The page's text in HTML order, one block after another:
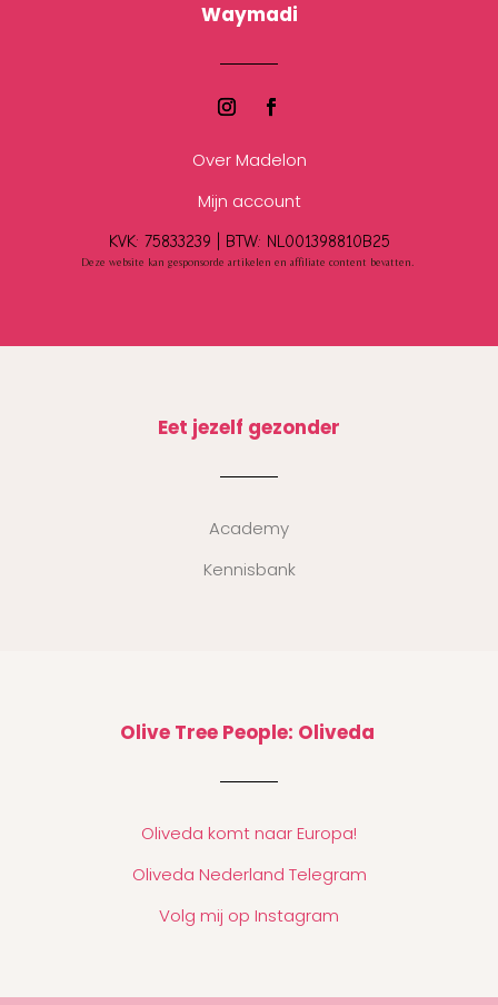
Waymadi
Over Madelon
Mijn account
KVK: 75833239 | BTW: NL001398810B25
Deze website kan gesponsorde artikelen en affiliate content bevatten.
Eet jezelf gezonder
Academy
Kennisbank
Olive Tree People: Oliveda
Oliveda komt naar Europa!
Oliveda Nederland Telegram
Volg mij op Instagram